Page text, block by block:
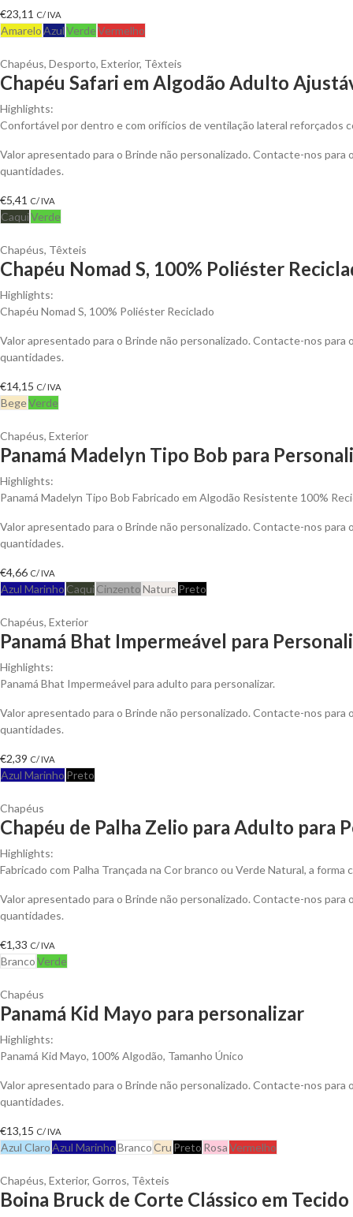
€23,11 C/ IVA
AmareloAzulVerdeVermelho
Chapéus, Desporto, Exterior, Têxteis
Chapéu Safari em Algodão Adulto
Highlights:
Confortável por dentro e com orifícios de ventilação lateral reforçados
Valor apresentado para o Brinde não personalizado. Contacte-nos
quantidades.
€5,41 C/ IVA
CaquiVerde
Chapéus, Têxteis
Chapéu Nomad S, 100% Poliéster
Highlights:
Chapéu Nomad S, 100% Poliéster Reciclado
Valor apresentado para o Brinde não personalizado. Contacte-nos
quantidades.
€14,15 C/ IVA
BegeVerde
Chapéus, Exterior
Panamá Madelyn Tipo Bob para
Highlights:
Panamá Madelyn Tipo Bob Fabricado em Algodão Resistente 100%
Valor apresentado para o Brinde não personalizado. Contacte-nos
quantidades.
€4,66 C/ IVA
Azul Marinho CaquiCinzentoNatura Preto
Chapéus, Exterior
Panamá Bhat Impermeável para
Highlights:
Panamá Bhat Impermeável para adulto para personalizar.
Valor apresentado para o Brinde não personalizado. Contacte-nos
quantidades.
€2,39 C/ IVA
Azul Marinho Preto
Chapéus
Chapéu de Palha Zelio para Adulto para
Highlights:
Fabricado com Palha Trançada na Cor branco ou Verde Natural, a
Valor apresentado para o Brinde não personalizado. Contacte-nos
quantidades.
€1,33 C/ IVA
BrancoVerde
Chapéus
Panamá Kid Mayo para personalizar
Highlights:
Panamá Kid Mayo, 100% Algodão, Tamanho Único
Valor apresentado para o Brinde não personalizado. Contacte-nos
quantidades.
€13,15 C/ IVA
Azul ClaroAzul MarinhoBrancoCru Preto RosaVermelho
Chapéus, Exterior, Gorros, Têxteis
Boina Bruck de Corte Clássico em